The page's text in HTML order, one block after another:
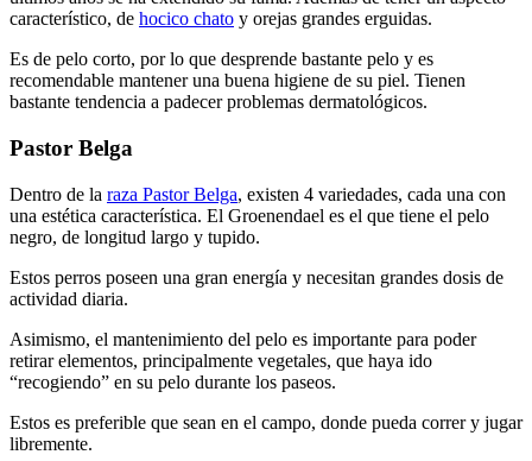
característico, de hocico chato y orejas grandes erguidas.
Es de pelo corto, por lo que desprende bastante pelo y es
recomendable mantener una buena higiene de su piel. Tienen
bastante tendencia a padecer problemas dermatológicos.
Pastor Belga
Dentro de la raza Pastor Belga, existen 4 variedades, cada una con
una estética característica. El Groenendael es el que tiene el pelo
negro, de longitud largo y tupido.
Estos perros poseen una gran energía y necesitan grandes dosis de
actividad diaria.
Asimismo, el mantenimiento del pelo es importante para poder
retirar elementos, principalmente vegetales, que haya ido
“recogiendo” en su pelo durante los paseos.
Estos es preferible que sean en el campo, donde pueda correr y jugar
libremente.